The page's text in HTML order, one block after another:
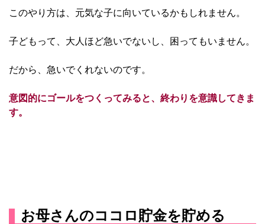
このやり方は、元気な子に向いているかもしれません。
子どもって、大人ほど急いでないし、困ってもいません。
だから、急いでくれないのです。
意図的にゴールをつくってみると、終わりを意識してきま
す。
お母さんのココロ貯金を貯める